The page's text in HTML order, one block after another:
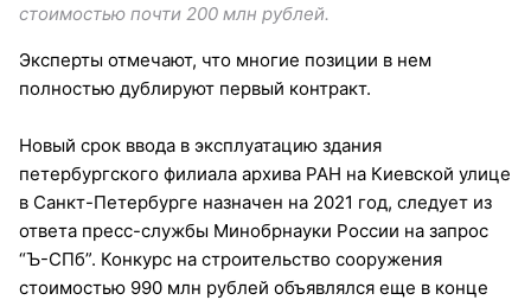
стоимостью почти 200 млн рублей.
Эксперты отмечают, что многие позиции в нем
полностью дублируют первый контракт.
Новый срок ввода в эксплуатацию здания
петербургского филиала архива РАН на Киевской улице
в Санкт-Петербурге назначен на 2021 год, следует из
ответа пресс-службы Минобрнауки России на запрос
“Ъ-СПб”. Конкурс на строительство сооружения
стоимостью 990 млн рублей объявлялся еще в конце